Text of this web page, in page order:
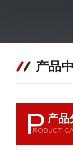
产品
P 产品
RODUCT